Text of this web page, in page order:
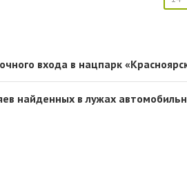
входа в нацпарк
найденных в лужах